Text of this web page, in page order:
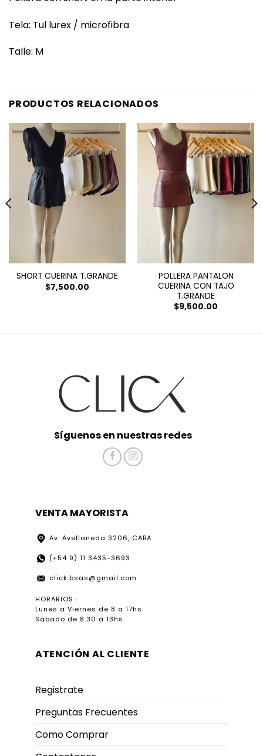
Tela: Tul lurex / microfibra
Talle: M
PRODUCTOS RELACIONADOS
SHORT CUERINA T.GRANDE
$7,500.00
POLLERA PANTALON
CUERINA CON TAJO
T.GRANDE
$9,500.00
Síguenos en nuestras redes
VENTA MAYORISTA
Av. Avellaneda 3206, CABA
(+54 9) 11 3435-3693
click.bsas@gmail.com
HORARIOS :
Lunes a Viernes de 8 a 17hs
Sábado de 8.30 a 13hs
ATENCIÓN AL CLIENTE
Registrate
Preguntas Frecuentes
Como Comprar